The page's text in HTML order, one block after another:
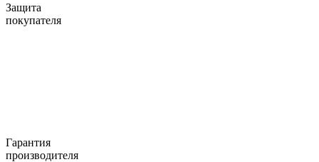
Защита
покупателя
Гарантия
производителя